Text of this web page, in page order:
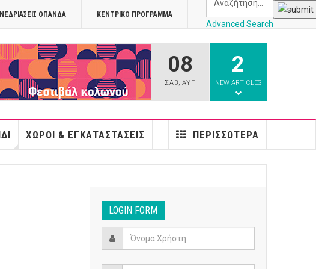
ΟΠΑΝΔΑ ΚΕΝΤΡΙΚΌ ΠΡΌΓΡΑΜΜΑ
Advanced Search
08
ΣΑΒ,ΑΥΓ
2
NEW ARTICLES
ΧΏΡΟΙ & ΕΓΚΑΤΑΣΤΆΣΕΙΣ ΠΕΡΙΣΣΌΤΕΡΑ
LOGIN FORM